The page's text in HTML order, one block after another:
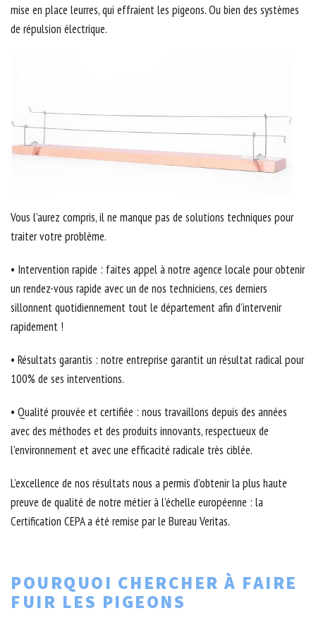
mise en place leurres, qui effraient les pigeons. Ou bien des systèmes
de répulsion électrique.
Vous l’aurez compris, il ne manque pas de solutions techniques pour
traiter votre problème.
• Intervention rapide : faites appel à notre agence locale pour obtenir
un rendez-vous rapide avec un de nos techniciens, ces derniers
sillonnent quotidiennement tout le département afin d’intervenir
rapidement !
• Résultats garantis : notre entreprise garantit un résultat radical pour
100% de ses interventions.
• Qualité prouvée et certifiée : nous travaillons depuis des années
avec des méthodes et des produits innovants, respectueux de
l’environnement et avec une efficacité radicale très ciblée.
L’excellence de nos résultats nous a permis d’obtenir la plus haute
preuve de qualité de notre métier à l’échelle européenne : la
Certification CEPA a été remise par le Bureau Veritas.
POURQUOI CHERCHER À FAIRE
FUIR LES PIGEONS